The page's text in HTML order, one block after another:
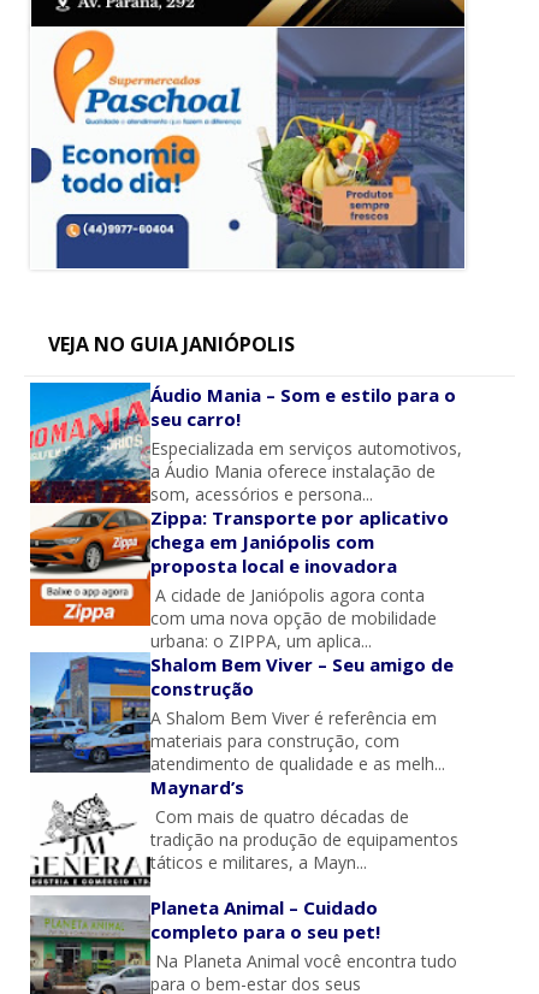
VEJA NO GUIA JANIÓPOLIS
Áudio Mania – Som e estilo para o
seu carro!
Especializada em serviços automotivos,
a Áudio Mania oferece instalação de
som, acessórios e persona...
Zippa: Transporte por aplicativo
chega em Janiópolis com
proposta local e inovadora
A cidade de Janiópolis agora conta
com uma nova opção de mobilidade
urbana: o ZIPPA, um aplica...
Shalom Bem Viver – Seu amigo de
construção
A Shalom Bem Viver é referência em
materiais para construção, com
atendimento de qualidade e as melh...
Maynard’s
Com mais de quatro décadas de
tradição na produção de equipamentos
táticos e militares, a Mayn...
Planeta Animal – Cuidado
completo para o seu pet!
Na Planeta Animal você encontra tudo
para o bem-estar dos seus